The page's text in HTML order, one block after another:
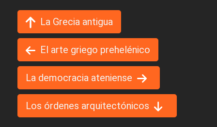
La Grecia antigua
El arte griego prehelénico
La democracia ateniense
Los órdenes arquitectónicos